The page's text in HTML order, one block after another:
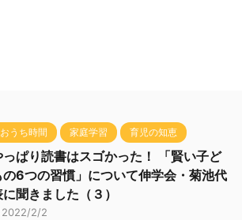
おうち時間 家庭学習 育児の知恵
っぱり読書はスゴかった！ 「賢い子ど
の6つの習慣」について伸学会・菊池代
聞きました（３）
2022/2/2